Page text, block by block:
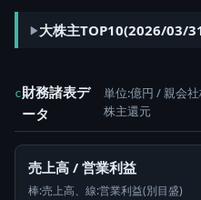
大株主TOP10(2026/03/
c財務諸表デ
ータ
単位:億円 / 親会
株主還元
売上高 / 営業利益
棒:売上高、線:営業利益(別目盛)